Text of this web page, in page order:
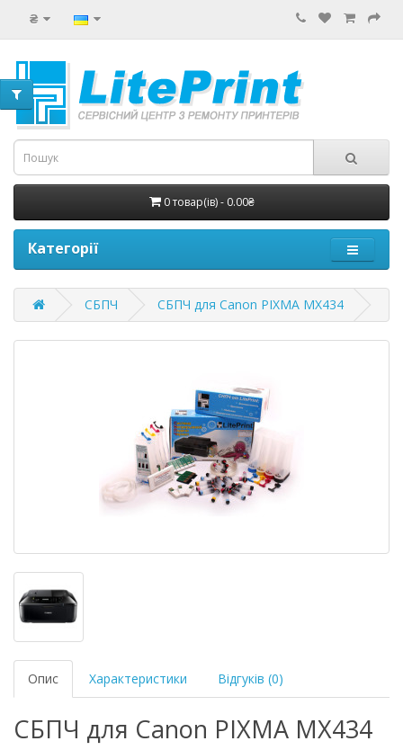
₴
0 товар(ів) - 0.00₴
Категорії
СБПЧ СБПЧ для Canon PIXMA MX434
Опис Характеристики Відгуків (0)
СБПЧ для Canon PIXMA MX434